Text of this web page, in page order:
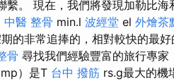
繫。 現在，我們將發現加勒比海
中醫 整骨 min.l 波經堂 el 外燴茶
的非常追捧的，相對較快的最
骨 尋找我們經驗豐富的旅行專
）是T 台中 撥筋 rs.g最大的機